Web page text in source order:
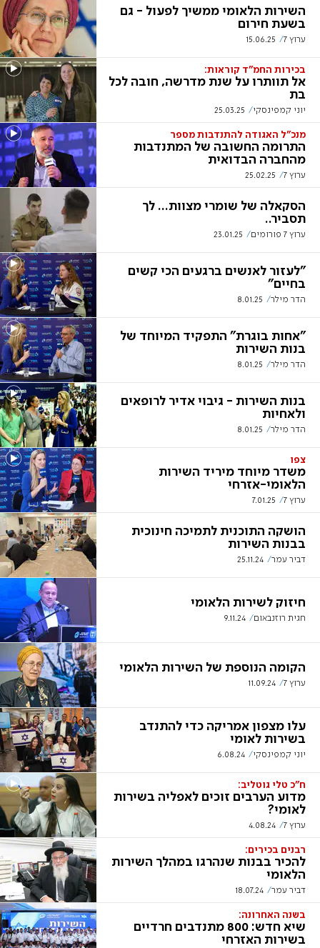
השירות הלאומי ממשיך לפעול - גם
בשעת חירום
ערוץ 7 15.06.25
בכירות החמ"ד קוראות:
אל תוותרו על שנת מדרשה, חובה לכל
בת
יוני קמפינסקי 25.03.25
מנכ"ל האגודה להתנדבות מספר
התרומה החשובה של המתנדבות
מהחברה הבדואית
ערוץ 7 25.02.25
הסקאלה של שומרי מצוות... לך
תסביר..
ערוץ 7 פורומים 23.01.25
"לעזור לאנשים ברגעים הכי קשים
בחיים"
הדר מילר 8.01.25
"אחות בוגרת" התפקיד המיוחד של
בנות השירות
הדר מילר 8.01.25
בנות השירות - גיבוי אדיר לרופאים
ולאחיות
הדר מילר 8.01.25
צפו
משדר מיוחד מיריד השירות
הלאומי-אזרחי
ערוץ 7 7.01.25
הושקה התוכנית לתמיכה חינוכית
בבנות השירות
דביר עמר 25.11.24
חיזוק לשירות הלאומי
חגית רוזנבאום 9.11.24
הקומה הנוספת של השירות הלאומי
ערוץ 7 11.09.24
עלו מצפון אמריקה כדי להתנדב
בשירות לאומי
יוני קמפינסקי 6.08.24
ח"כ טלי גוטליב:
מדוע הערבים זוכים לאפליה בשירות
לאומי?
ערוץ 7 4.08.24
רבנים בכירים:
להכיר בבנות שנהרגו במהלך השירות
הלאומי
דביר עמר 18.07.24
בשנה האחרונה:
שיא חדש: 800 מתנדבים חרדיים
בשירות האזרחי